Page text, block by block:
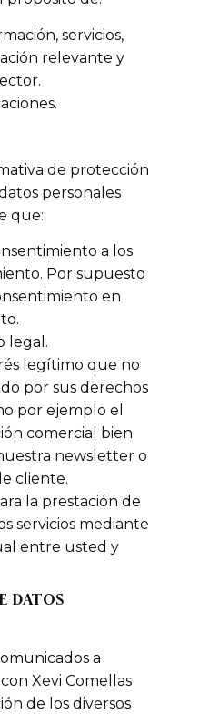
servicios,
relevante y
de protección
personales
que:
a los
Por supuesto
en
legal.
legítimo que no
por sus derechos
por ejemplo el
comercial bien
newsletter o
cliente.
la prestación de
servicios mediante
entre usted y
DATOS
a
Xevi Comellas
de los diversos